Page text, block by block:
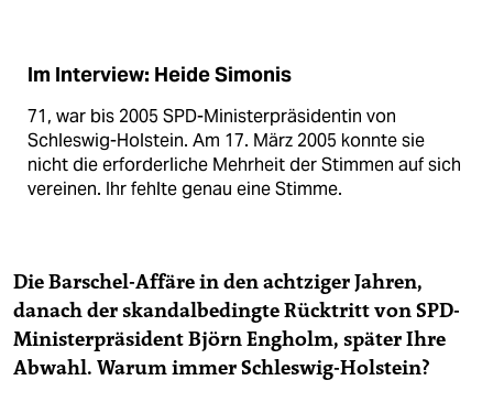
Im Interview: Heide Simonis
71, war bis 2005 SPD-Ministerpräsidentin von
Schleswig-Holstein. Am 17. März 2005 konnte sie
nicht die erforderliche Mehrheit der Stimmen auf sich
vereinen. Ihr fehlte genau eine Stimme.
Die Barschel-Affäre in den achtziger Jahren,
danach der skandalbedingte Rücktritt von SPD-
Ministerpräsident Björn Engholm, später Ihre
Abwahl. Warum immer Schleswig-Holstein?